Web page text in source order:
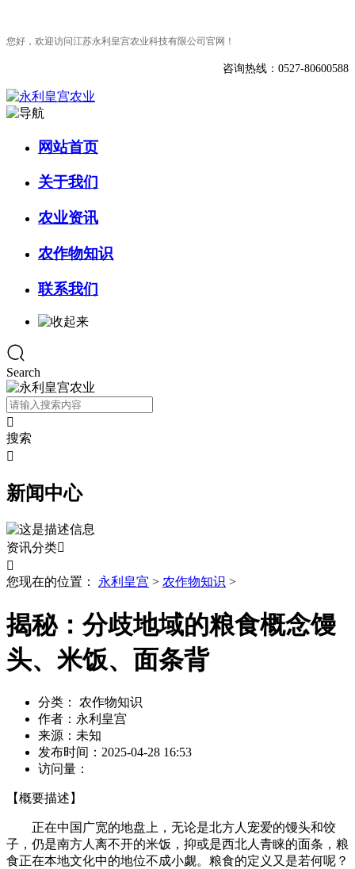
您好，欢迎访问江苏永利皇宫农业科技有限公司官网！
咨询热线：0527-80600588
网站首页
关于我们
农业资讯
农作物知识
联系我们
Search

搜索

新闻中心
资讯分类

您现在的位置：
永利皇宫 > 农作物知识 >
揭秘：分歧地域的粮食概念馒
头、米饭、面条背
分类：
农作物知识
作者： 永利皇宫
来源： 未知
发布时间： 2025-04-28 16:53
访问量：
【概要描述】
正在中国广宽的地盘上，无论是北方人宠爱的馒头和饺
子，仍是南方人离不开的米饭，抑或是西北人青睐的面条，粮
食正在本地文化中的地位不成小觑。粮食的定义又是若何呢？